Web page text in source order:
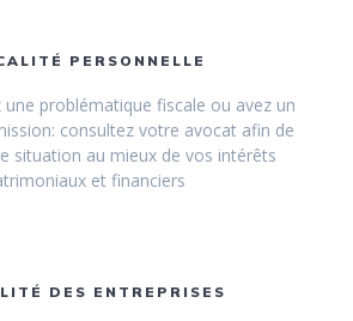
PERSONNELLE
problématique fiscale ou avez un
consultez votre avocat afin de
situation au mieux de vos intérêts
et financiers
DES ENTREPRISES